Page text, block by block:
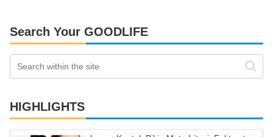
Search Your GOODLIFE
HIGHLIGHTS